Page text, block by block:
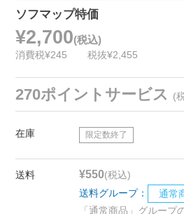
ソフマップ特価
¥2,700(税込)
消費税¥245 税抜¥2,455
270ポイントサービス (
在庫 限定数終了
送料 ¥550(税込)
送料グループ：
通常
「通常商品」グルー